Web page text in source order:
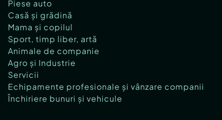
Piese auto
Casă și grădină
Mama și copilul
Sport, timp liber, artă
Animale de companie
Agro și Industrie
Servicii
Echipamente profesionale și vânzare companii
Închiriere bunuri și vehicule